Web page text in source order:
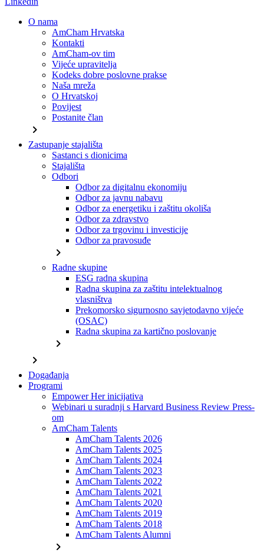
O nama
AmCham Hrvatska
Kontakti
AmCham-ov tim
Vijeće upravitelja
Kodeks dobre poslovne prakse
Naša mreža
O Hrvatskoj
Povijest
Postanite član
chevron_right
Zastupanje stajališta
Sastanci s dionicima
Stajališta
Odbori
Odbor za digitalnu ekonomiju
Odbor za javnu nabavu
Odbor za energetiku i zaštitu okoliša
Odbor za zdravstvo
Odbor za trgovinu i investicije
Odbor za pravosuđe
chevron_right
Radne skupine
ESG radna skupina
Radna skupina za zaštitu intelektualnog
vlasništva
Prekomorsko sigurnosno savjetodavno vijeće
(OSAC)
Radna skupina za kartično poslovanje
chevron_right
chevron_right
Događanja
Programi
Empower Her inicijativa
Webinari u suradnji s Harvard Business Review Press-
om
AmCham Talents
AmCham Talents 2026
AmCham Talents 2025
AmCham Talents 2024
AmCham Talents 2023
AmCham Talents 2022
AmCham Talents 2021
AmCham Talents 2020
AmCham Talents 2019
AmCham Talents 2018
AmCham Talents Alumni
chevron_right